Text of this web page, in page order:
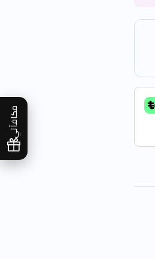
مكافآتي